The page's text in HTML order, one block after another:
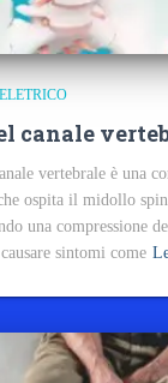
canale
vertebrale è una
ospita il midollo
una compressione
sintomi come